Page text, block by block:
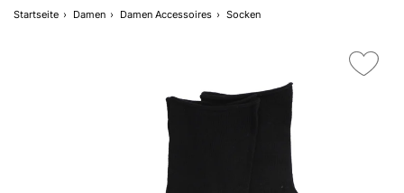
Startseite Damen Damen Accessoires Socken